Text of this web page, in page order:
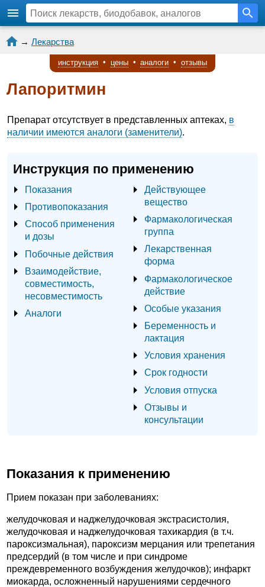
→ Лекарства
инструкция • цены • аналоги • отзывы
Лапоритмин
Препарат отсутствует в представленных аптеках, в
наличии имеются аналоги (заменители).
Инструкция по применению
Показания
Противопоказания
Способ применения
и дозы
Побочные действия
Взаимодействие,
совместимость,
несовместимость
Аналоги
Действующее
вещество
Фармакологическая
группа
Лекарственная
форма
Фармакологическое
действие
Особые указания
Беременность и
лактация
Условия хранения
Срок годности
Условия отпуска
Отзывы и
консультации
Показания к применению
Прием показан при заболеваниях:
желудочковая и наджелудочковая экстрасистолия,
желудочковая и наджелудочковая тахикардия (в т.ч.
пароксизмальная), пароксизм мерцания или трепетания
предсердий (в том числе и при синдроме
преждевременного возбуждения желудочков); инфаркт
миокарда, осложненный нарушениями сердечного